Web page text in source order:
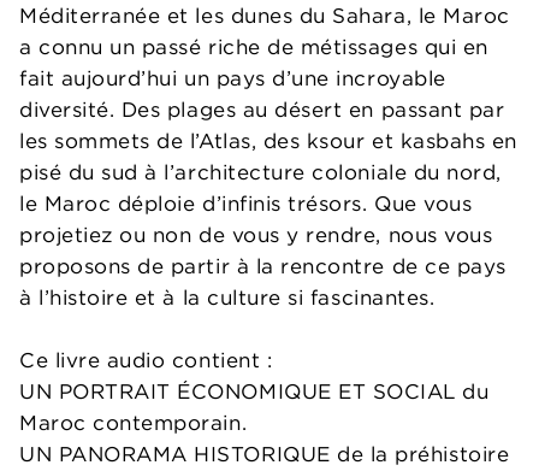
Méditerranée et les dunes du Sahara, le Maroc
a connu un passé riche de métissages qui en
fait aujourd’hui un pays d’une incroyable
diversité. Des plages au désert en passant par
les sommets de l’Atlas, des ksour et kasbahs en
pisé du sud à l’architecture coloniale du nord,
le Maroc déploie d’infinis trésors. Que vous
projetiez ou non de vous y rendre, nous vous
proposons de partir à la rencontre de ce pays
à l’histoire et à la culture si fascinantes.
Ce livre audio contient :
UN PORTRAIT ÉCONOMIQUE ET SOCIAL du
Maroc contemporain.
UN PANORAMA HISTORIQUE de la préhistoire